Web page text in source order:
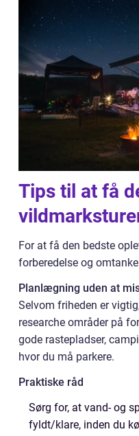
Tips til at få
For at få den bedste
forberedelse og
Planlægning uden at
Selvom friheden er
researche områder på
gode rastepladser,
hvor du må parkere.
Praktiske råd
Sørg for, at vand- og
fyldt/klare, inden du